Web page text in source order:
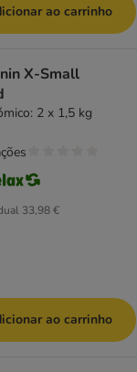
ao carrinho
X-Small
2 x 1,5 kg
33,98 €
ao carrinho